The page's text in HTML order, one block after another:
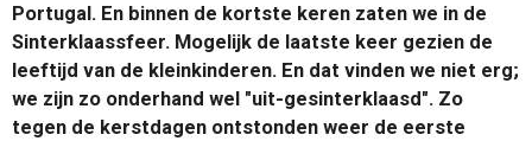
Portugal. En binnen de kortste keren zaten we in de
Sinterklaassfeer. Mogelijk de laatste keer gezien de
leeftijd van de kleinkinderen. En dat vinden we niet erg;
we zijn zo onderhand wel "uit-gesinterklaasd". Zo
tegen de kerstdagen ontstonden weer de eerste